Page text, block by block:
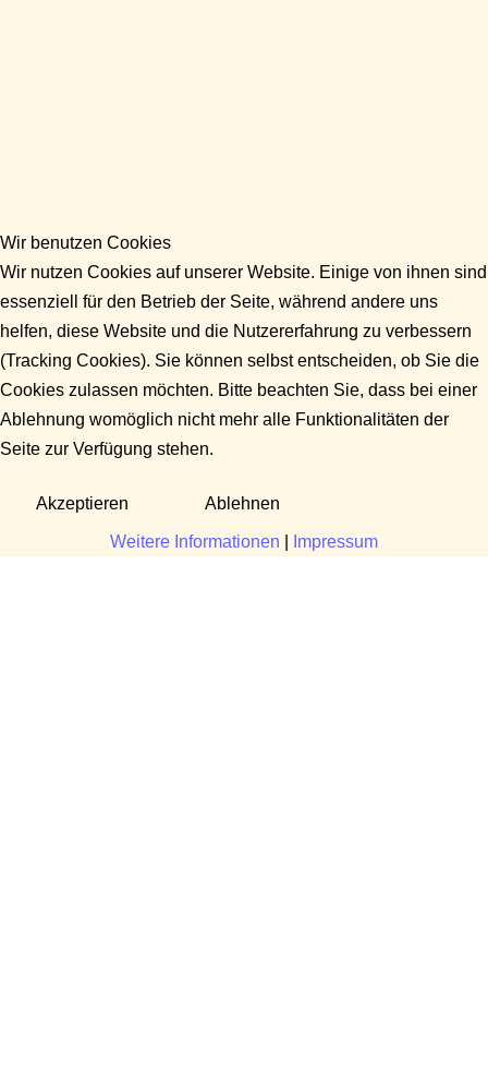
Wir benutzen Cookies
Wir nutzen Cookies auf unserer Website. Einige von ihnen sind
essenziell für den Betrieb der Seite, während andere uns
helfen, diese Website und die Nutzererfahrung zu verbessern
(Tracking Cookies). Sie können selbst entscheiden, ob Sie die
Cookies zulassen möchten. Bitte beachten Sie, dass bei einer
Ablehnung womöglich nicht mehr alle Funktionalitäten der
Seite zur Verfügung stehen.
Akzeptieren Ablehnen
Weitere Informationen Impressum